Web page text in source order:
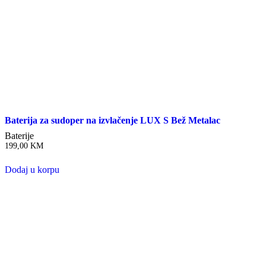
Baterija za sudoper na izvlačenje LUX S Bež Metalac
Baterije
199,00 KM
Dodaj u korpu